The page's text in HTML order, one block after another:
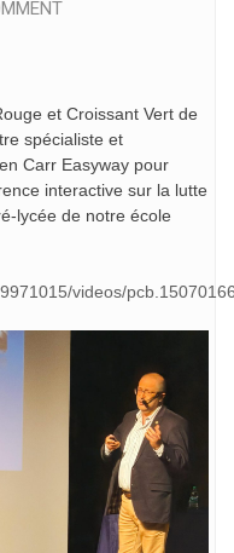
et Croissant Vert de
spécialiste et
Carr Easyway pour
interactive sur la lutte
lycée de notre école
videos/